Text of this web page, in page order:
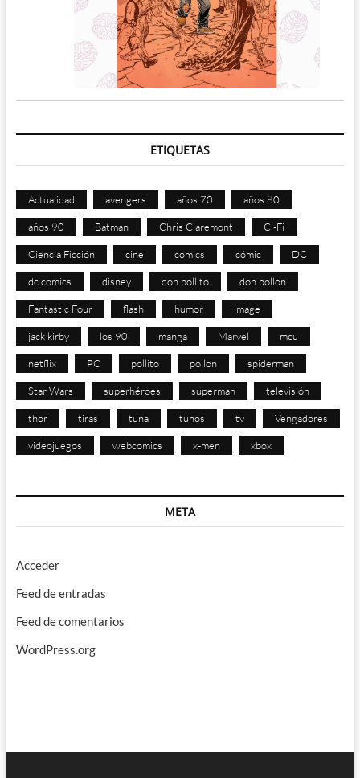
ETIQUETAS
Actualidad avengers años 70 años 80
años 90 Batman Chris Claremont Ci-Fi
Ciencia Ficción cine comics cómic DC
dc comics disney don pollito don pollon
Fantastic Four flash humor image
jack kirby los 90 manga Marvel mcu
netflix PC pollito pollon spiderman
Star Wars superhéroes superman televisión
thor tiras tuna tunos tv Vengadores
videojuegos webcomics x-men xbox
META
Acceder
Feed de entradas
Feed de comentarios
WordPress.org